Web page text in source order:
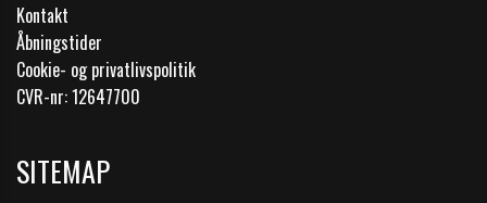
Kontakt
Åbningstider
Cookie- og privatlivspolitik
CVR-nr: 12647700
SITEMAP